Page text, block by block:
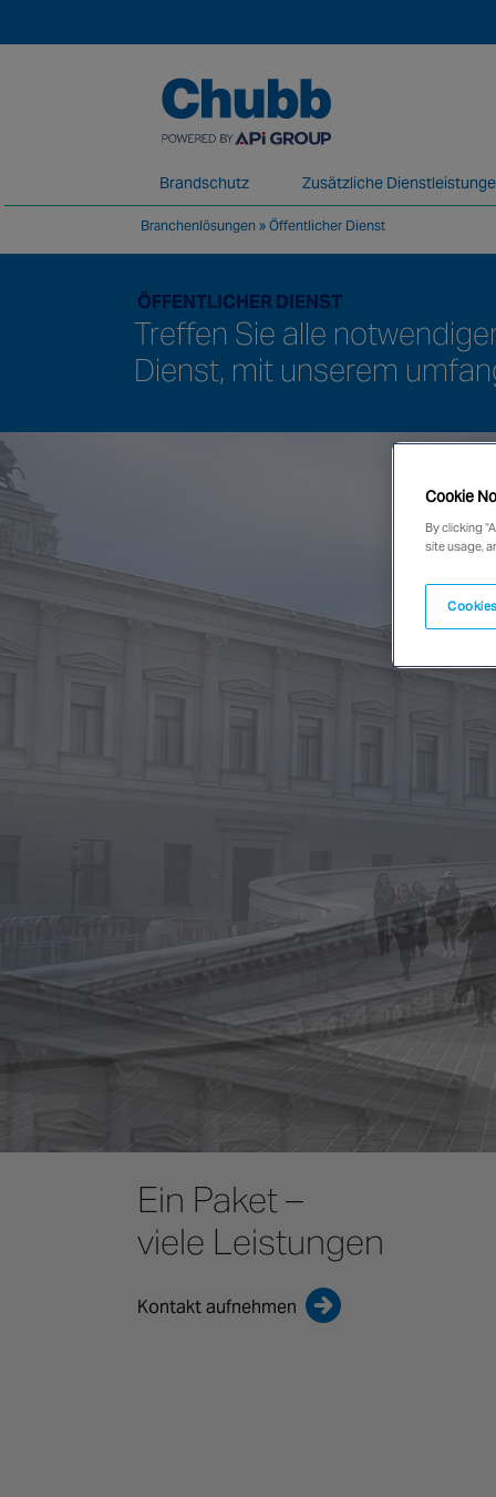
Brandschutz Zusätzliche
Branchenlösungen »Öffentlicher Dienst
ÖFFENTLICHER DIENST
Treffen Sie alle
Dienst, mit unserem
Ein Paket –
viele Leistungen
Kontakt aufnehmen
Cookie
By clicking
site usage,